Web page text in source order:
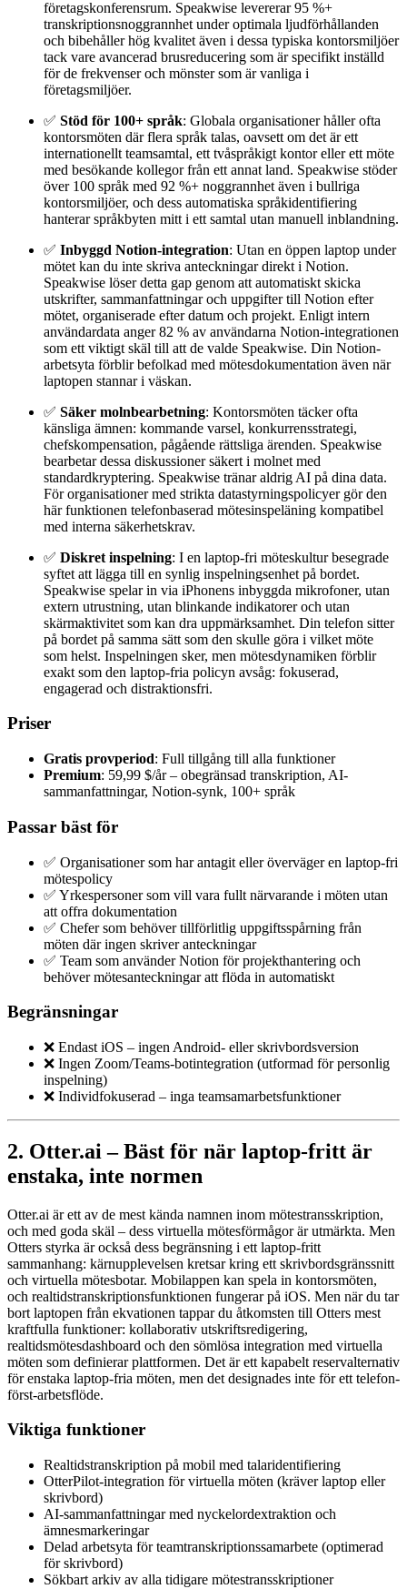
företagskonferensrum. Speakwise levererar 95 %+
transkriptionsnoggrannhet under optimala ljudförhållanden
och bibehåller hög kvalitet även i dessa typiska kontorsmiljöer
tack vare avancerad brusreducering som är specifikt inställd
för de frekvenser och mönster som är vanliga i
företagsmiljöer.
✅ Stöd för 100+ språk: Globala organisationer håller ofta
kontorsmöten där flera språk talas, oavsett om det är ett
internationellt teamsamtal, ett tvåspråkigt kontor eller ett möte
med besökande kollegor från ett annat land. Speakwise stöder
över 100 språk med 92 %+ noggrannhet även i bullriga
kontorsmiljöer, och dess automatiska språkidentifiering
hanterar språkbyten mitt i ett samtal utan manuell inblandning.
✅ Inbyggd Notion-integration: Utan en öppen laptop under
mötet kan du inte skriva anteckningar direkt i Notion.
Speakwise löser detta gap genom att automatiskt skicka
utskrifter, sammanfattningar och uppgifter till Notion efter
mötet, organiserade efter datum och projekt. Enligt intern
användardata anger 82 % av användarna Notion-integrationen
som ett viktigt skäl till att de valde Speakwise. Din Notion-
arbetsyta förblir befolkad med mötesdokumentation även när
laptopen stannar i väskan.
✅ Säker molnbearbetning: Kontorsmöten täcker ofta
känsliga ämnen: kommande varsel, konkurrensstrategi,
chefskompensation, pågående rättsliga ärenden. Speakwise
bearbetar dessa diskussioner säkert i molnet med
standardkryptering. Speakwise tränar aldrig AI på dina data.
För organisationer med strikta datastyrningspolicyer gör den
här funktionen telefonbaserad mötesinspeläning kompatibel
med interna säkerhetskrav.
✅ Diskret inspelning: I en laptop-fri möteskultur besegrade
syftet att lägga till en synlig inspelningsenhet på bordet.
Speakwise spelar in via iPhonens inbyggda mikrofoner, utan
extern utrustning, utan blinkande indikatorer och utan
skärmaktivitet som kan dra uppmärksamhet. Din telefon sitter
på bordet på samma sätt som den skulle göra i vilket möte
som helst. Inspelningen sker, men mötesdynamiken förblir
exakt som den laptop-fria policyn avsåg: fokuserad,
engagerad och distraktionsfri.
Priser
Gratis provperiod: Full tillgång till alla funktioner
Premium: 59,99 $/år – obegränsad transkription, AI-
sammanfattningar, Notion-synk, 100+ språk
Passar bäst för
✅ Organisationer som har antagit eller överväger en laptop-fri
mötespolicy
✅ Yrkespersoner som vill vara fullt närvarande i möten utan
att offra dokumentation
✅ Chefer som behöver tillförlitlig uppgiftsspårning från
möten där ingen skriver anteckningar
✅ Team som använder Notion för projekthantering och
behöver mötesanteckningar att flöda in automatiskt
Begränsningar
❌ Endast iOS – ingen Android- eller skrivbordsversion
❌ Ingen Zoom/Teams-botintegration (utformad för personlig
inspelning)
❌ Individfokuserad – inga teamsamarbetsfunktioner
2. Otter.ai – Bäst för när laptop-fritt är
enstaka, inte normen
Otter.ai är ett av de mest kända namnen inom mötestransskription,
och med goda skäl – dess virtuella mötesförmågor är utmärkta. Men
Otters styrka är också dess begränsning i ett laptop-fritt
sammanhang: kärnupplevelsen kretsar kring ett skrivbordsgränssnitt
och virtuella mötesbotar. Mobilappen kan spela in kontorsmöten,
och realtidstranskriptionsfunktionen fungerar på iOS. Men när du tar
bort laptopen från ekvationen tappar du åtkomsten till Otters mest
kraftfulla funktioner: kollaborativ utskriftsredigering,
realtidsmötesdashboard och den sömlösa integration med virtuella
möten som definierar plattformen. Det är ett kapabelt reservalternativ
för enstaka laptop-fria möten, men det designades inte för ett telefon-
först-arbetsflöde.
Viktiga funktioner
Realtidstranskription på mobil med talaridentifiering
OtterPilot-integration för virtuella möten (kräver laptop eller
skrivbord)
AI-sammanfattningar med nyckelordextraktion och
ämnesmarkeringar
Delad arbetsyta för teamtranskriptionssamarbete (optimerad
för skrivbord)
Sökbart arkiv av alla tidigare mötestransskriptioner